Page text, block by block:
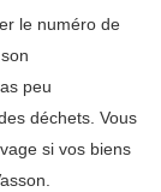
le numéro de
peu
déchets. Vous
si vos biens